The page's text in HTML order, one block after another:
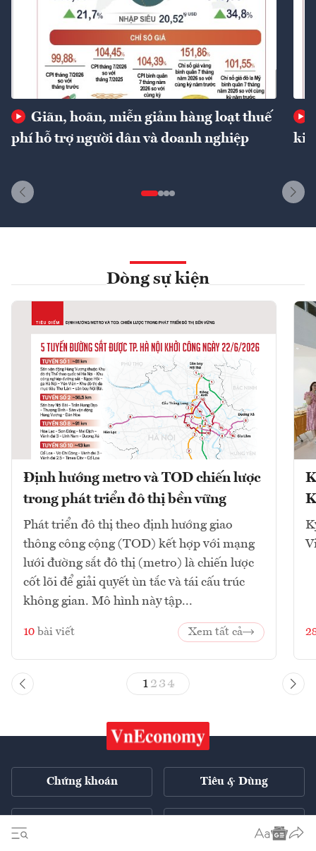
Giãn, hoãn, miễn giảm hàng loạt thuế
phí hỗ trợ người dân và doanh nghiệp
Dòng sự kiện
Định hướng metro và TOD chiến lược
trong phát triển đô thị bền vững
Phát triển đô thị theo định hướng giao
thông công cộng (TOD) kết hợp với mạng
lưới đường sắt đô thị (metro) là chiến lược
cốt lõi để giải quyết ùn tắc và tái cấu trúc
không gian. Mô hình này tập...
10 bài viết Xem tất cả
1 23 4
Chứng khoán Tiêu & Dùng